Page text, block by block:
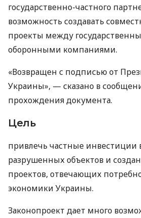
государственно-частного
возможность создавать
проекты между
оборонными компаниями.
«Возвращен с подписью от
Украины», — сказано в
прохождения документа.
Цель
привлечь частные инвестиции
разрушенных объектов и
проектов, отвечающих
экономики Украины.
Законопроект дает много